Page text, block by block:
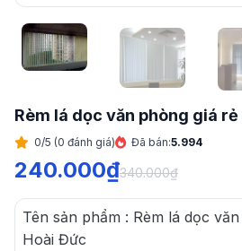
Rèm lá dọc văn phòng giá
0/5 (0 đánh giá) Đã bán:5.994
240.000₫340.000₫
Tên sản phẩm : Rèm lá dọc
Hoài Đức